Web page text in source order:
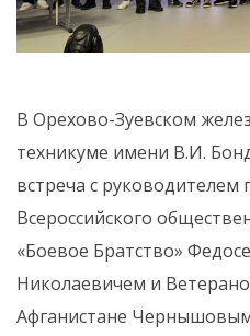
️В Орехово-Зуевском
техникуме имени В.И.
встреча с руководителем
Всероссийского
«Боевое Братство»
Николаевичем и
Афганистане